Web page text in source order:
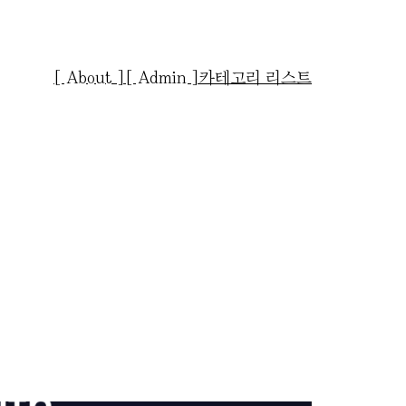
[ About ] [ Admin ] 카테고리 리스트